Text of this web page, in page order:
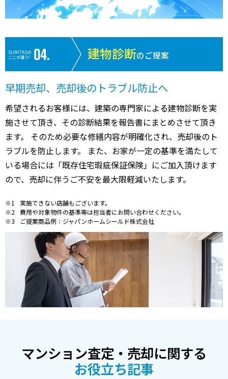
SUMiTASの
ここが違う!
建物診断のご提案
早期売却、売却後のトラブル防止へ
希望されるお客様には、建築の専門家による建物診断を実
施させて頂き、その診断結果を報告書にまとめさせて頂き
ます。 そのため必要な修繕内容が明確化され、売却後のト
ラブルを防止します。 また、お家が一定の基準を満たして
いる場合には「既存住宅瑕疵保証保険」にご加入頂けます
ので、売却に伴うご不安を最大限軽減いたします。
実施できない店舗もございます。
費用や対象物件の基準等は担当者にお問い合わせください。
ご提案商品例：ジャパンホームシールド株式会社
マンション査定・売却に関する
お役立ち記事